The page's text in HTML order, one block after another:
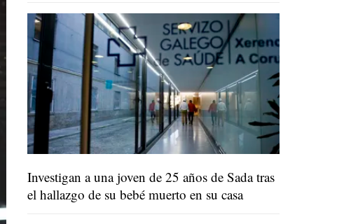
Investigan a una joven de 25 años de Sada tras
el hallazgo de su bebé muerto en su casa